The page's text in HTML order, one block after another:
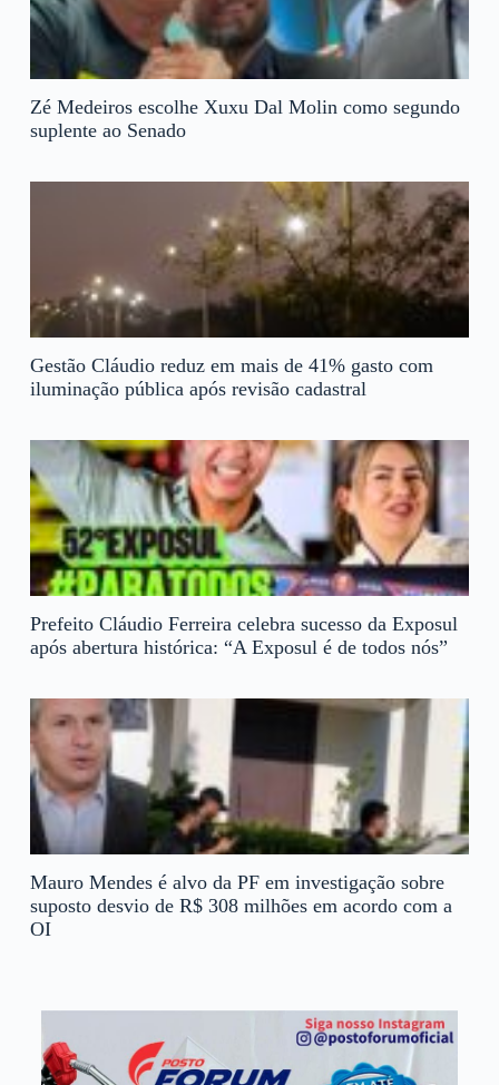
Zé Medeiros escolhe Xuxu Dal Molin como segundo
suplente ao Senado
Gestão Cláudio reduz em mais de 41% gasto com
iluminação pública após revisão cadastral
Prefeito Cláudio Ferreira celebra sucesso da Exposul
após abertura histórica: “A Exposul é de todos nós”
Mauro Mendes é alvo da PF em investigação sobre
suposto desvio de R$ 308 milhões em acordo com a
OI